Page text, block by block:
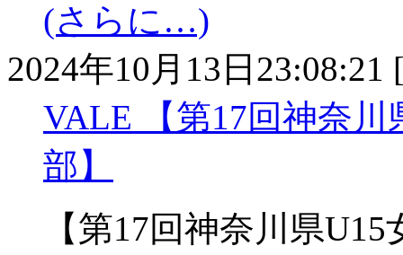
(さらに…)
2024年10月13日23:08:21
VALE 【第17回神奈
部】
【第17回神奈川県